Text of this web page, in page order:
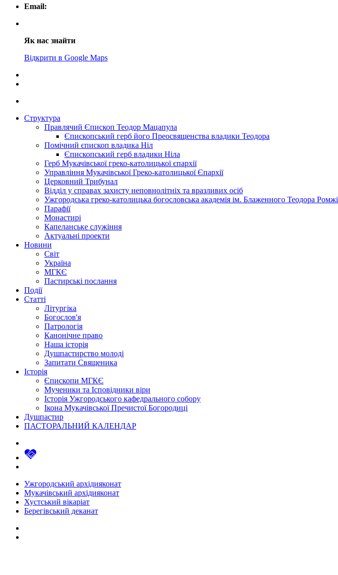
Email:
Як нас знайти
Відкрити в Google Maps
Структура
Правлячий Єпископ Теодор Мацапула
Єпископський герб його Преосвященства владики Теодора
Помічний єпископ владика Ніл
Єпископський герб владики Ніла
Герб Мукачівської греко-католицької єпархії
Управління Мукачівської Греко-католицької Єпархії
Церковний Трибунал
Відділ у справах захисту неповнолітніх та вразливих осіб
Ужгородська греко-католицька богословська академія ім. Блаженного Теодора Ромжі
Парафії
Монастирі
Капеланське служіння
Актуальні проекти
Новини
Світ
Україна
МГКЄ
Пастирські послання
Події
Статті
Літургіка
Богослов'я
Патрологія
Канонічне право
Наша історія
Душпастирство молоді
Запитати Священика
Історія
Єпископи МГКЄ
Мученики та Ісповідники віри
Історія Ужгородського кафедрального собору
Ікона Мукачівської Пречистої Богородиці
Душпастир
ПАСТОРАЛЬНИЙ КАЛЕНДАР
Ужгородський архідияконат
Мукачівський архідияконат
Хустський вікаріат
Берегівський деканат